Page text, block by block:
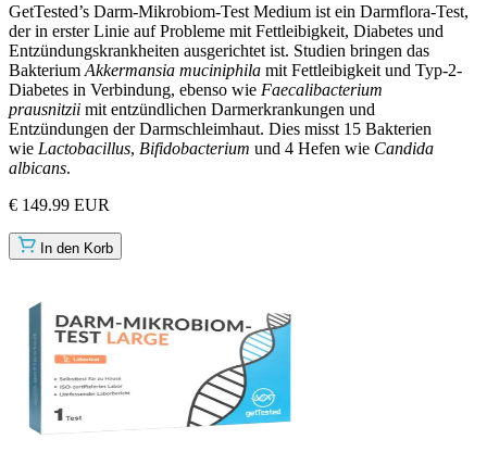
GetTested’s Darm-Mikrobiom-Test Medium ist ein Darmflora-Test,
der in erster Linie auf Probleme mit Fettleibigkeit, Diabetes und
Entzündungskrankheiten ausgerichtet ist. Studien bringen das
Bakterium Akkermansia muciniphila mit Fettleibigkeit und Typ-2-
Diabetes in Verbindung, ebenso wie Faecalibacterium
prausnitzii mit entzündlichen Darmerkrankungen und
Entzündungen der Darmschleimhaut. Dies misst 15 Bakterien
wie Lactobacillus, Bifidobacterium und 4 Hefen wie Candida
albicans.
€ 149.99 EUR
In den Korb